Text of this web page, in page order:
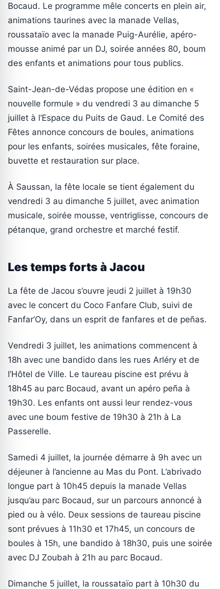
Bocaud. Le programme mêle concerts en plein air,
animations taurines avec la manade Vellas,
roussataïo avec la manade Puig-Aurélie, apéro-
mousse animé par un DJ, soirée années 80, boum
des enfants et animations pour tous publics.
Saint-Jean-de-Védas propose une édition en «
nouvelle formule » du vendredi 3 au dimanche 5
juillet à l’Espace du Puits de Gaud. Le Comité des
Fêtes annonce concours de boules, animations
pour les enfants, soirées musicales, fête foraine,
buvette et restauration sur place.
À Saussan, la fête locale se tient également du
vendredi 3 au dimanche 5 juillet, avec animation
musicale, soirée mousse, ventriglisse, concours de
pétanque, grand orchestre et marché festif.
Les temps forts à Jacou
La fête de Jacou s’ouvre jeudi 2 juillet à 19h30
avec le concert du Coco Fanfare Club, suivi de
Fanfar’Oy, dans un esprit de fanfares et de peñas.
Vendredi 3 juillet, les animations commencent à
18h avec une bandido dans les rues Arléry et de
l’Hôtel de Ville. Le taureau piscine est prévu à
18h45 au parc Bocaud, avant un apéro peña à
19h30. Les enfants ont aussi leur rendez-vous
avec une boum festive de 19h30 à 21h à La
Passerelle.
Samedi 4 juillet, la journée démarre à 9h avec un
déjeuner à l’ancienne au Mas du Pont. L’abrivado
longue part à 10h45 depuis la manade Vellas
jusqu’au parc Bocaud, sur un parcours annoncé à
pied ou à vélo. Deux sessions de taureau piscine
sont prévues à 11h30 et 17h45, un concours de
boules à 15h, une bandido à 18h30, puis une soirée
avec DJ Zoubah à 21h au parc Bocaud.
Dimanche 5 juillet, la roussataïo part à 10h30 du